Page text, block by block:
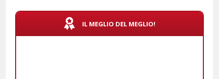
IL MEGLIO DEL MEGLIO!